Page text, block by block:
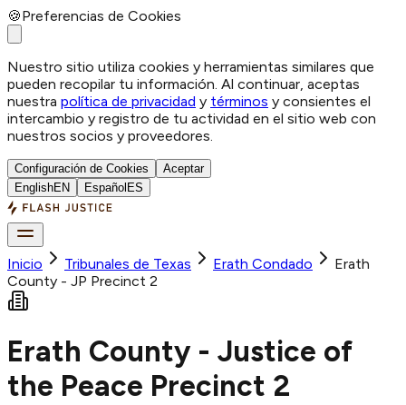
🍪Preferencias de Cookies
Nuestro sitio utiliza cookies y herramientas similares que
pueden recopilar tu información. Al continuar, aceptas
nuestra política de privacidad y términos y consientes el
intercambio y registro de tu actividad en el sitio web con
nuestros socios y proveedores.
Configuración de Cookies
Aceptar
EnglishEN Español ES
Inicio Tribunales de Texas Erath Condado
Erath
County - JP Precinct 2
Erath County - Justice of
the Peace Precinct 2